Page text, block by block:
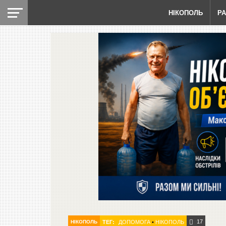
НІКОПОЛЬ
НІКОПОЛЬ ТЕГ: ДОПОМОГА• НІКОПОЛЬ 17